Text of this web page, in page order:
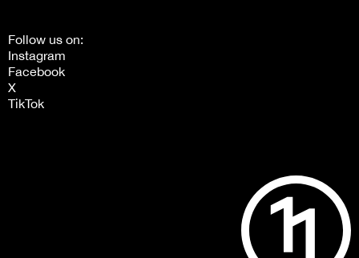
Follow us on:
Instagram
Facebook
X
TikTok